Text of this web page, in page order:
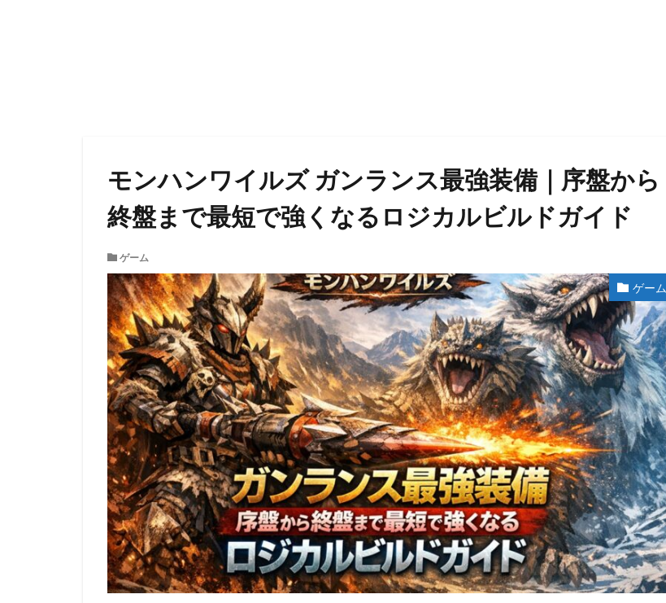
モンハンワイルズ ガンランス最強装備｜序盤から
終盤まで最短で強くなるロジカルビルドガイド
ゲーム
ゲーム